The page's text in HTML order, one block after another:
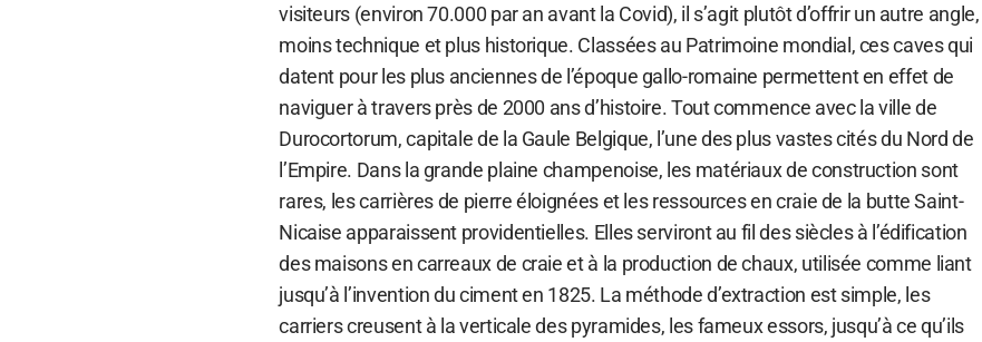
visiteurs (environ 70.000 par an avant la Covid), il s’agit plutôt d’offrir un autre angle,
moins technique et plus historique. Classées au Patrimoine mondial, ces caves qui
datent pour les plus anciennes de l’époque gallo-romaine permettent en effet de
naviguer à travers près de 2000 ans d’histoire. Tout commence avec la ville de
Durocortorum, capitale de la Gaule Belgique, l’une des plus vastes cités du Nord de
l’Empire. Dans la grande plaine champenoise, les matériaux de construction sont
rares, les carrières de pierre éloignées et les ressources en craie de la butte Saint-
Nicaise apparaissent providentielles. Elles serviront au fil des siècles à l’édification
des maisons en carreaux de craie et à la production de chaux, utilisée comme liant
jusqu’à l’invention du ciment en 1825. La méthode d’extraction est simple, les
carriers creusent à la verticale des pyramides, les fameux essors, jusqu’à ce qu’ils